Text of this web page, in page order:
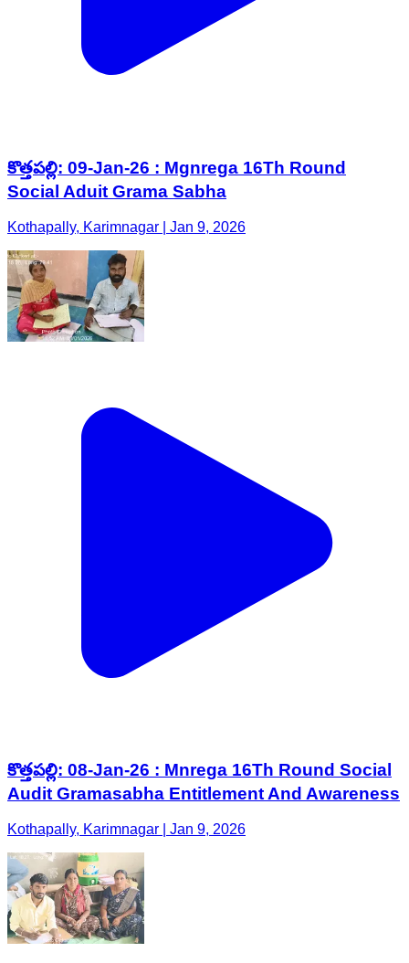
కొత్తపల్లి: 09-Jan-26 : Mgnrega 16Th Round
Social Aduit Grama Sabha
Kothapally, Karimnagar | Jan 9, 2026
కొత్తపల్లి: 08-Jan-26 : Mnrega 16Th Round Social
Audit Gramasabha Entitlement And Awareness
Kothapally, Karimnagar | Jan 9, 2026